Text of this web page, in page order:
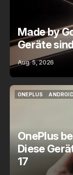
Made by
Geräte
Aug. 5, 2026
ONEPLUS
ANDROID
OnePlus
Diese
17